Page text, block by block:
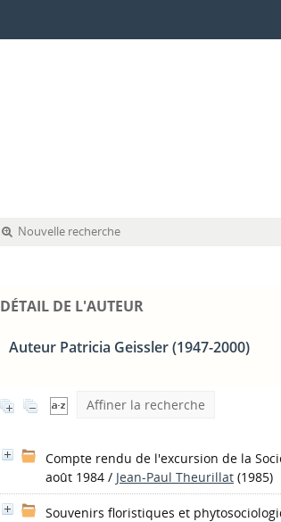
Nouvelle recherche
DÉTAIL DE L'AUTEUR
Auteur Patricia Geissler (1947-2000)
Affiner la recherche
Compte rendu de l'excursion de la
août 1984 / Jean-Paul Theurillat (1985)
Souvenirs floristiques et